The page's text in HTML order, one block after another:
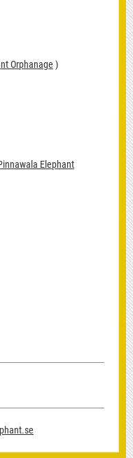
Orphanage )
Elephant